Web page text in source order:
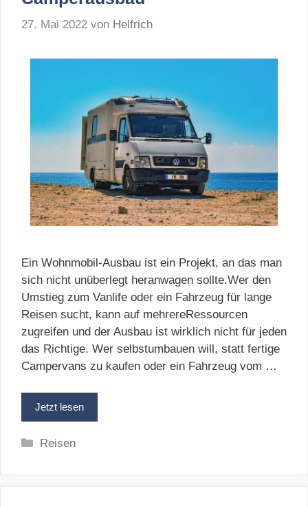
27. Mai 2022 von Helfrich
Ein Wohnmobil-Ausbau ist ein Projekt, an das man
sich nicht unüberlegt heranwagen sollte.Wer den
Umstieg zum Vanlife oder ein Fahrzeug für lange
Reisen sucht, kann auf mehrereRessourcen
zugreifen und der Ausbau ist wirklich nicht für jeden
das Richtige. Wer selbstumbauen will, statt fertige
Campervans zu kaufen oder ein Fahrzeug vom …
Jetzt lesen
Kategorien
Reisen